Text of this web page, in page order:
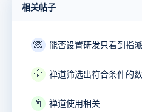
相关帖子
🙈 能否设置研发只看到指
🦅
📓 禅道使用相关